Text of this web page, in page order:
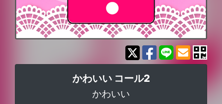
かわいい コール2
かわいい